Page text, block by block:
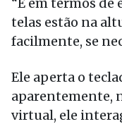
telas estão na
facilmente, se
Ele aperta o
aparentemente,
virtual, ele